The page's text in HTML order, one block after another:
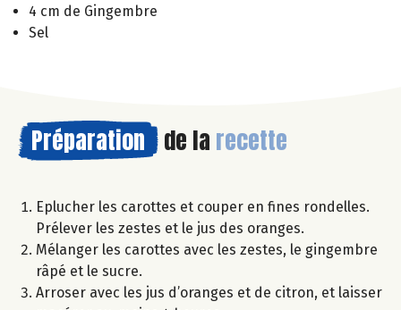
4 cm de Gingembre
Sel
Préparation de la recette
Eplucher les carottes et couper en fines rondelles.
Prélever les zestes et le jus des oranges.
Mélanger les carottes avec les zestes, le gingembre
râpé et le sucre.
Arroser avec les jus d’oranges et de citron, et laisser